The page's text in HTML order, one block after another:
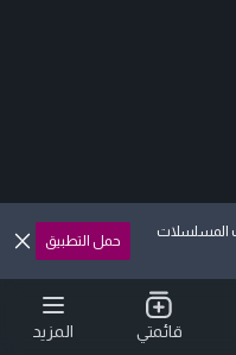
المسلسلات
حمل التطبيق
قائمتي المزيد